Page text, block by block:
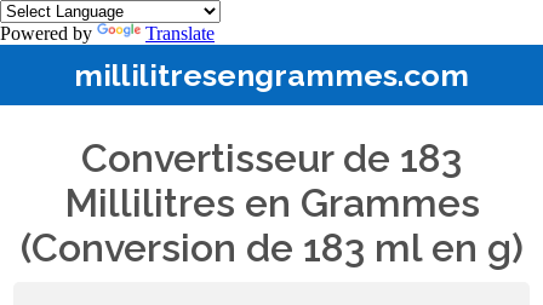
Powered by Translate
millilitresengrammes.com
Convertisseur de 183
Millilitres en Grammes
(Conversion de 183 ml en g)